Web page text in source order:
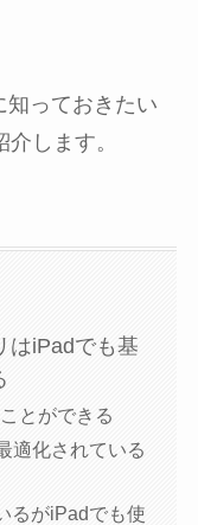
知っておきたい
します。
はiPadでも基
とができる
適化されている
るがiPadでも使